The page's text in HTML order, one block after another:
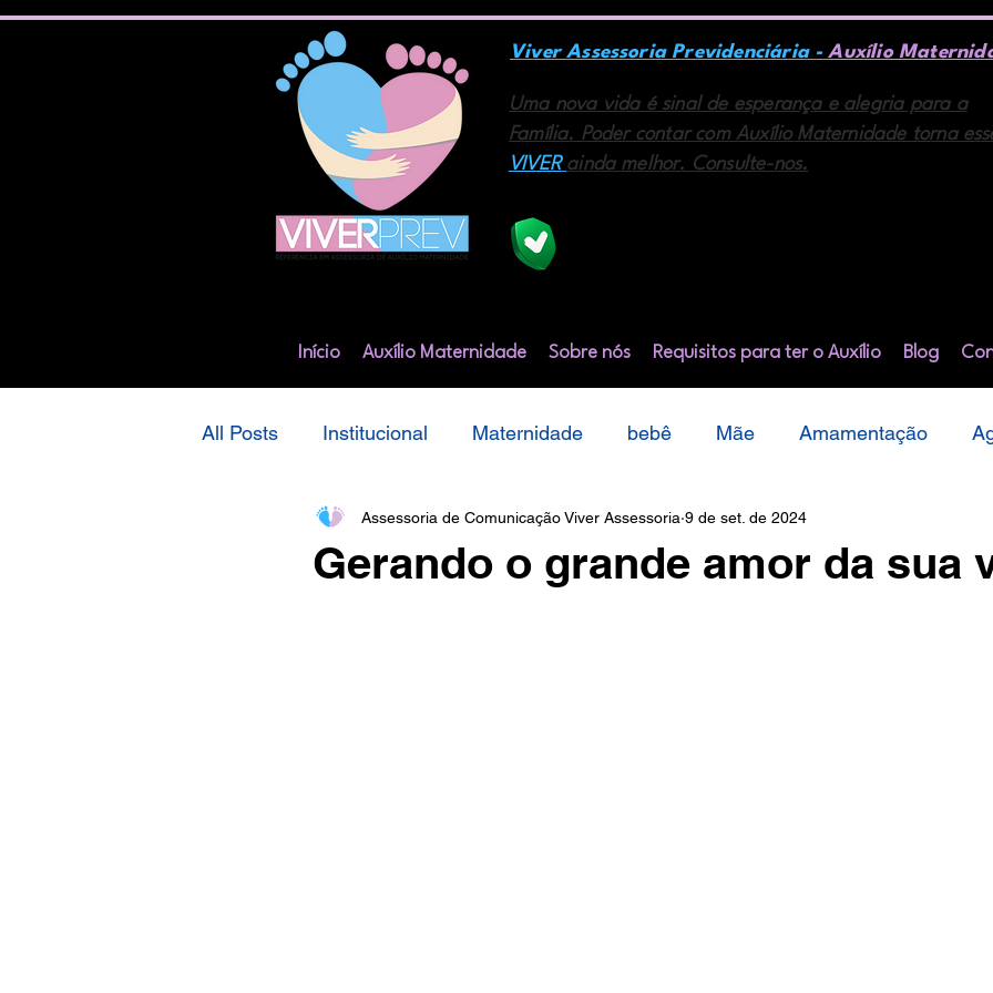
Viver Assessoria Previdenciária -Auxílio
Uma nova vida é sinal de esperança e alegria para a
Família. Poder contar com Auxílio Maternidade torna
VIVER ainda melhor. Consulte-nos.
Início Auxílio Maternidade Sobre nós Requisitos para ter o Auxílio Blog
All Posts Institucional Maternidade bebê Mãe Amamentação
Dia do Advogado Mãe Advogada INSS Dia da Infância
Gerando o grande amor da sua
Assessoria de Comunicação Viver Assessoria 9 de set. de 2024